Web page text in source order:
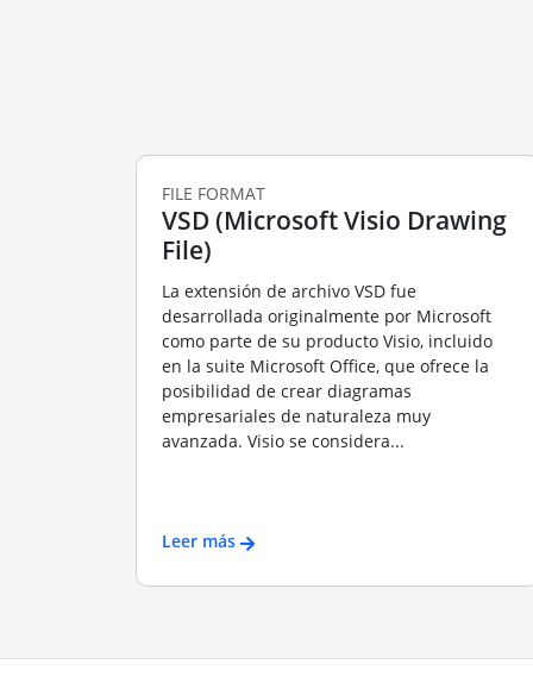
FILE FORMAT
VSD (Microsoft Visio Drawing
File)
La extensión de archivo VSD fue
desarrollada originalmente por Microsoft
como parte de su producto Visio, incluido
en la suite Microsoft Office, que ofrece la
posibilidad de crear diagramas
empresariales de naturaleza muy
avanzada. Visio se considera...
Leer más